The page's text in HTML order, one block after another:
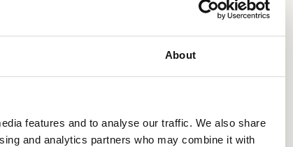
About
features and to analyse our traffic. We also share
and analytics partners who may combine it with